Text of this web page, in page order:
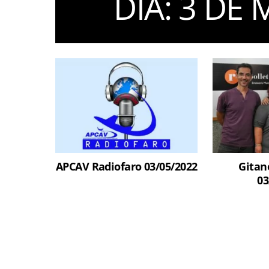
APCAV Radiofaro 03/05/2022